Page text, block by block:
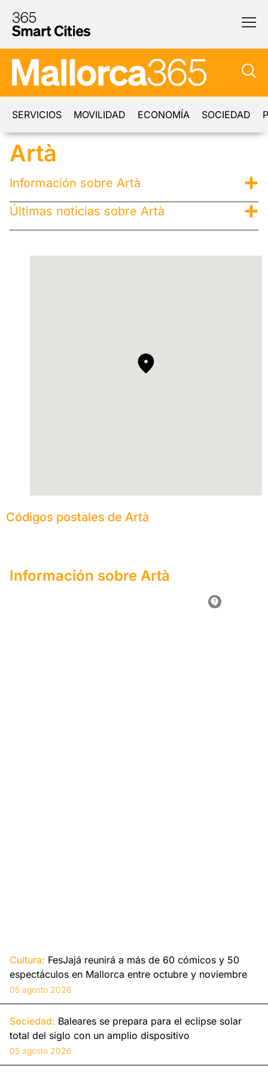
SERVICIOS MOVILIDAD ECONOMÍA SOCIEDAD
Artà
Información sobre Artà
Últimas noticias sobre Artà
Códigos postales de Artà
Información sobre Artà
Cultura: FesJajá reunirá a más de 60 cómicos y 50
espectáculos en Mallorca entre octubre y noviembre
05 agosto 2026
Sociedad: Baleares se prepara para el eclipse solar
total del siglo con un amplio dispositivo
05 agosto 2026